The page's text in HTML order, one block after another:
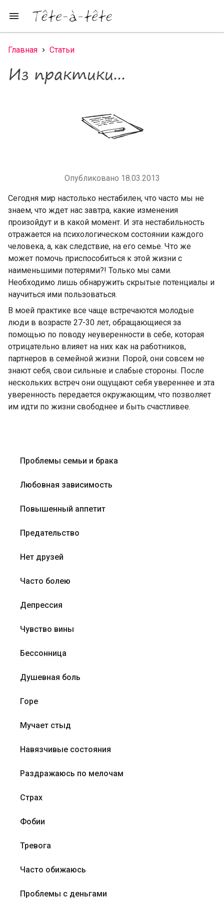
menu
Вы здесь
Главная Статьи
Из практики...
Опубликовано 18.03.2013
Сегодня мир настолько нестабилен, что часто мы не
знаем, что ждет нас завтра, какие изменения
произойдут и в какой момент. И эта нестабильность
отражается на психологическом состоянии каждого
человека, а, как следствие, на его семье. Что же
может помочь приспособиться к этой жизни с
наименьшими потерями?! Только мы сами.
Необходимо лишь обнаружить скрытые потенциалы и
научиться ими пользоваться.
В моей практике все чаще встречаются молодые
люди в возрасте 27-30 лет, обращающиеся за
помощью по поводу неуверенности в себе, которая
отрицательно влияет на них как на работников,
партнеров в семейной жизни. Порой, они совсем не
знают себя, свои сильные и слабые стороны. После
нескольких встреч они ощущают себя увереннее и эта
уверенность передается окружающим, что позволяет
им идти по жизни свободнее и быть счастливее.
Проблемы семьи и брака
Любовная зависимость
Повышенный аппетит
Предательство
Нет друзей
Часто болею
Депрессия
Чувство вины
Бессонница
Душевная боль
Горе
Мучает стыд
Навязчивые состояния
Раздражаюсь по мелочам
Страх
Фобии
Тревога
Часто обижаюсь
Проблемы с деньгами